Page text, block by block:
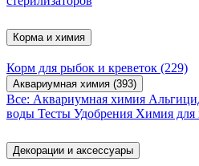
Корма и химия
Корм для рыбок и креветок (229)
Аквариумная химия (393)
Все: Аквариумная химия
воды Тесты Удобрения Химия для
Декорации и аксессуары